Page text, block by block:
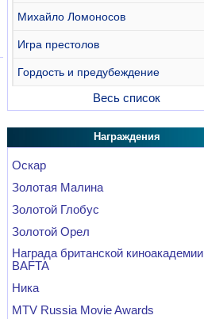
Михайло Ломоносов
Игра престолов
Гордость и предубеждение
Весь список
Награждения
Оскар
Золотая Малина
Золотой Глобус
Золотой Орел
Награда британской киноакадемии
BAFTA
Ника
MTV Russia Movie Awards